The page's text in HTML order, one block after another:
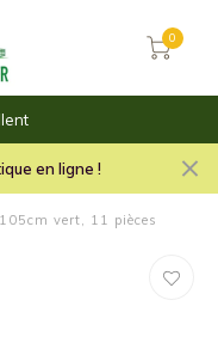
0
en ligne !
vert, 11 pièces